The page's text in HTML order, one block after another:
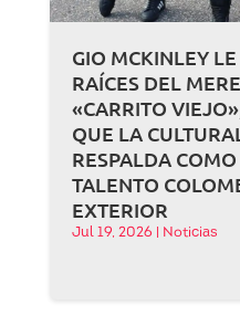
GIO MCKINLEY
RAÍCES DEL
«CARRITO
QUE LA
RESPALDA
TALENTO
EXTERIOR
Jul 19, 2026 Noticias